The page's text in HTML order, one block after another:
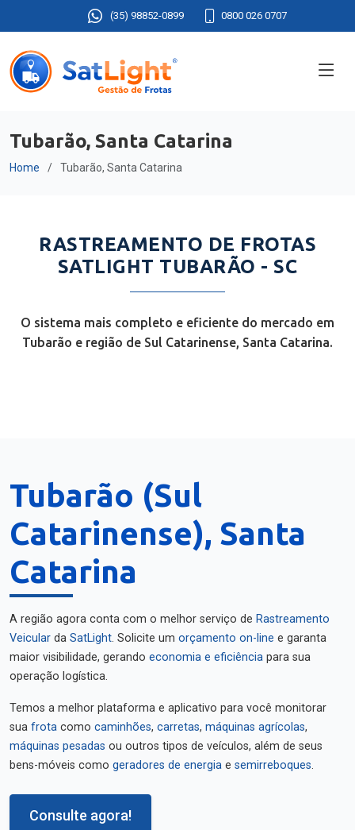
(35) 98852-0899 0800 026 0707
Tubarão, Santa Catarina
Home Tubarão, Santa Catarina
RASTREAMENTO DE FROTAS
SATLIGHT TUBARÃO - SC
O sistema mais completo e eficiente do mercado em
Tubarão e região de Sul Catarinense, Santa Catarina.
Tubarão (Sul
Catarinense), Santa
Catarina
A região agora conta com o melhor serviço de Rastreamento
Veicular da SatLight. Solicite um orçamento on-line e garanta
maior visibilidade, gerando economia e eficiência para sua
operação logística.
Temos a melhor plataforma e aplicativo para você monitorar
sua frota como caminhões, carretas, máquinas agrícolas,
máquinas pesadas ou outros tipos de veículos, além de seus
bens-móveis como geradores de energia e semirreboques.
Consulte agora!